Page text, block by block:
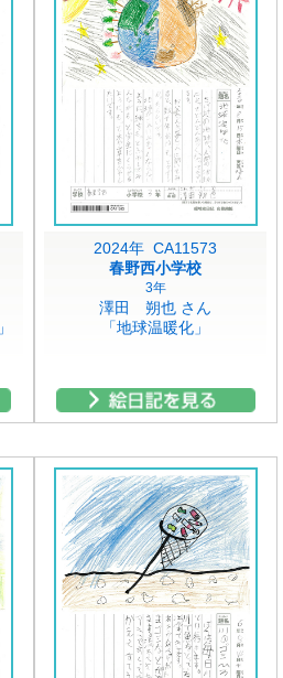
2024年 CA11573
春野西小学校
3年
澤田 朔也 さん
「地球温暖化」